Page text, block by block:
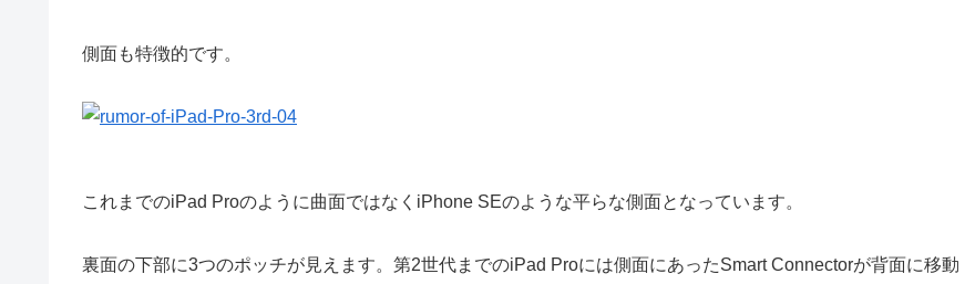
側面も特徴的です。
これまでのiPad Proのように曲面ではなくiPhone SEのような平らな側面となっています。
裏面の下部に3つのポッチが見えます。第2世代までのiPad Proには側面にあったSmart Connectorが背面に移動